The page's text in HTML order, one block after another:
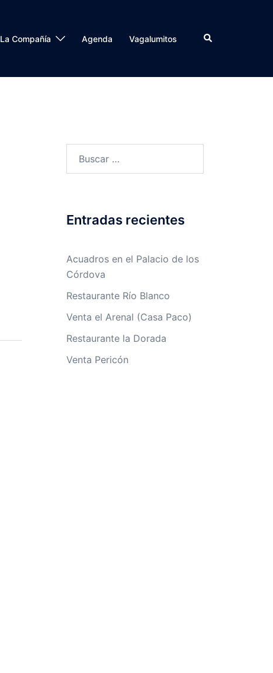
La Compañía Agenda Vagalumitos
Entradas recientes
Acuadros en el Palacio de los
Córdova
Restaurante Río Blanco
Venta el Arenal (Casa Paco)
Restaurante la Dorada
Venta Pericón